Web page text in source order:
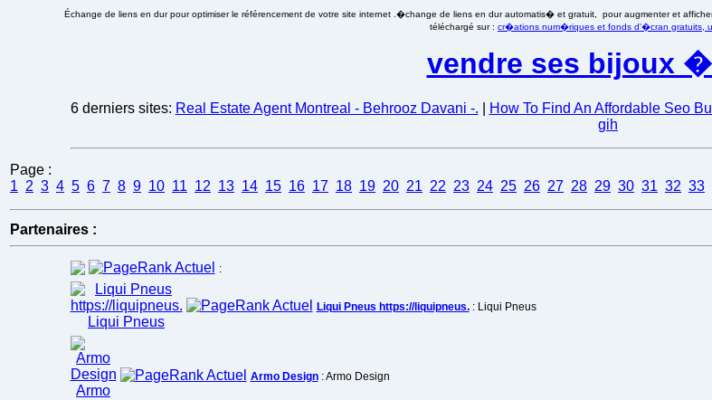
Échange de liens en dur pour optimiser le référencement de votre site internet .�change de liens en dur automatis� et gratuit, pour augmenter et
téléchargé sur : cr�ations num�riques et fonds d'�cran gratuits,
vendre ses bijoux
6 derniers sites: Real Estate Agent Montreal - Behrooz Davani -. How To Find An Affordable Seo
gih
Page :
1 2 3 4 5 6 7 8 9 10 11 12 13 14 15 16 17 18 19 20 21 22 23 24 25 26 27 28 29 30 31 32 33
Partenaires :
:
Liqui Pneus https://liquipneus.: Liqui Pneus
Armo Design: Armo Design